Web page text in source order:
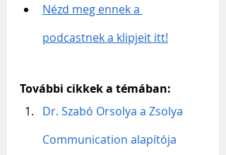
Nézd meg ennek a
podcastnek a klipjeit itt!
További cikkek a témában:
Dr. Szabó Orsolya a Zsolya
Communication alapítója